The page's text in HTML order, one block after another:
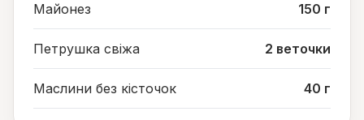
Майонез 150 г
Петрушка свіжа 2 веточки
Маслини без кісточок 40 г